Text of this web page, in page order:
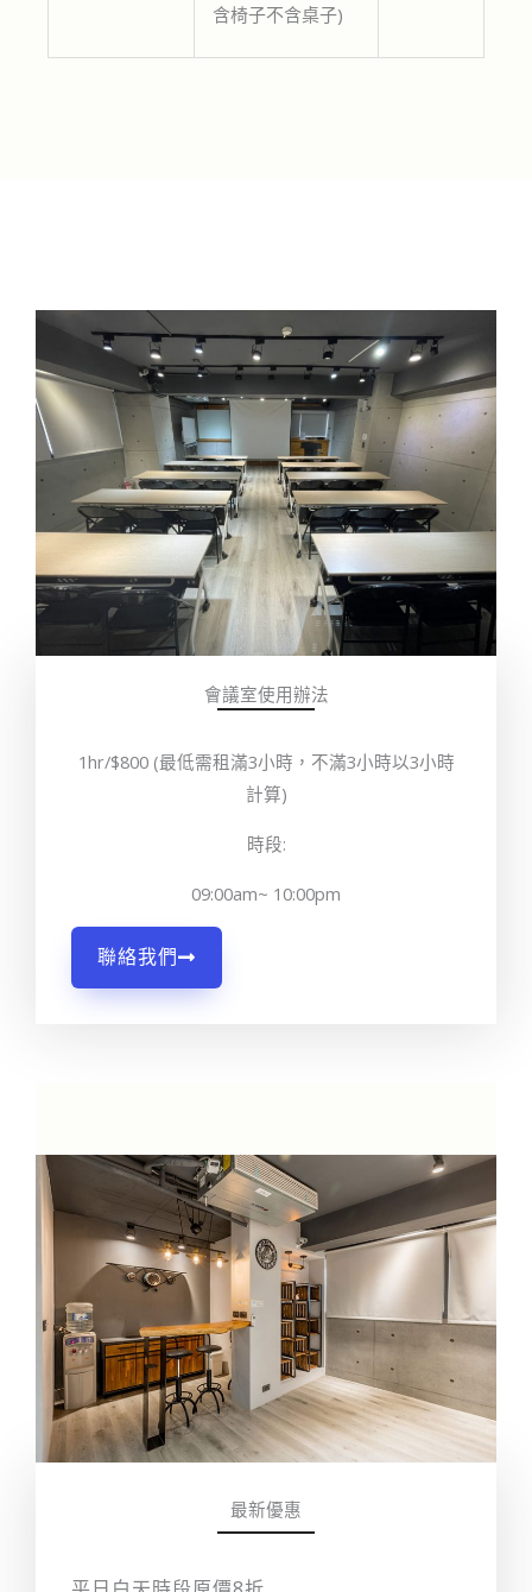
含椅子不含桌子)
會議室使用辦法
1hr/$800 (最低需租滿3小時，不滿3小時以3小時
計算)
時段:
09:00am~ 10:00pm
聯絡我們
最新優惠